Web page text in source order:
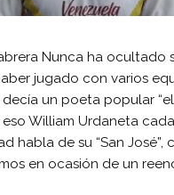
Nunca ha ocultado
jugado con varios
un poeta popular
eso William Urdaneta
habla de su “San José”,
en ocasión de un